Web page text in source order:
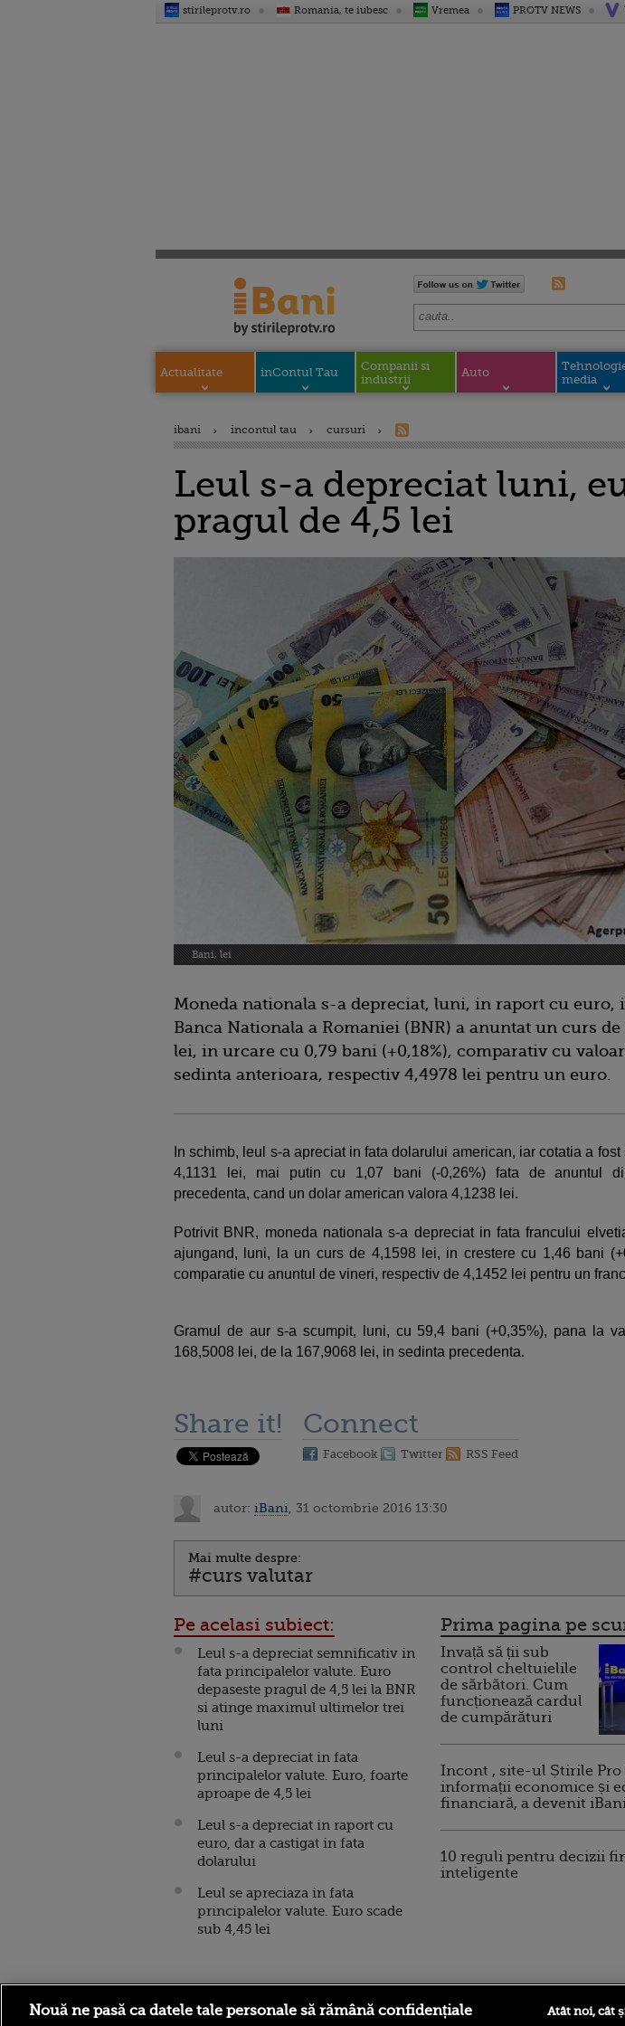
stirileprotv.ro Romania, te iubesc Vremea PROTV NEWS
Actualitate inContul Tau
Companii si
industrii
Auto
media
ibani incontul tau cursuri
Leul s-a depreciat luni,
pragul de 4,5 lei
Bani, lei
Moneda nationala s-a depreciat, luni, in raport cu euro,
Banca Nationala a Romaniei (BNR) a anuntat un curs de
lei, in urcare cu 0,79 bani (+0,18%), comparativ cu
sedinta anterioara, respectiv 4,4978 lei pentru un euro.
In schimb, leul s-a apreciat in fata dolarului american, iar cotatia a fost
4,1131 lei, mai putin cu 1,07 bani (-0,26%) fata de anuntul
precedenta, cand un dolar american valora 4,1238 lei.
Potrivit BNR, moneda nationala s-a depreciat in fata francului
ajungand, luni, la un curs de 4,1598 lei, in crestere cu 1,46 bani
comparatie cu anuntul de vineri, respectiv de 4,1452 lei pentru un
Gramul de aur s-a scumpit, luni, cu 59,4 bani (+0,35%), pana la
168,5008 lei, de la 167,9068 lei, in sedinta precedenta.
Share it! Connect
Facebook Twitter RSS Feed
autor: iBani , 31 octombrie 2016 13:30
Mai multe despre:
#curs valutar
Pe acelasi subiect:
Leul s-a depreciat semnificativ in
fata principalelor valute. Euro
depaseste pragul de 4,5 lei la BNR
si atinge maximul ultimelor trei
luni
Leul s-a depreciat in fata
principalelor valute. Euro, foarte
aproape de 4,5 lei
Leul s-a depreciat in raport cu
euro, dar a castigat in fata
dolarului
Leul se apreciaza in fata
principalelor valute. Euro scade
sub 4,45 lei
Prima pagina pe
Invață să ții sub
control cheltuielile
de sărbători. Cum
funcționează cardul
de cumpărături
Incont , site-ul Știrile Pro
informații economice și
financiară, a devenit
10 reguli pentru decizii
inteligente
Stirileprotv.ro ilike-it.ro foodstory.ro
Nouă ne pasă ca datele tale personale să rămână confidențiale Atât noi, cât